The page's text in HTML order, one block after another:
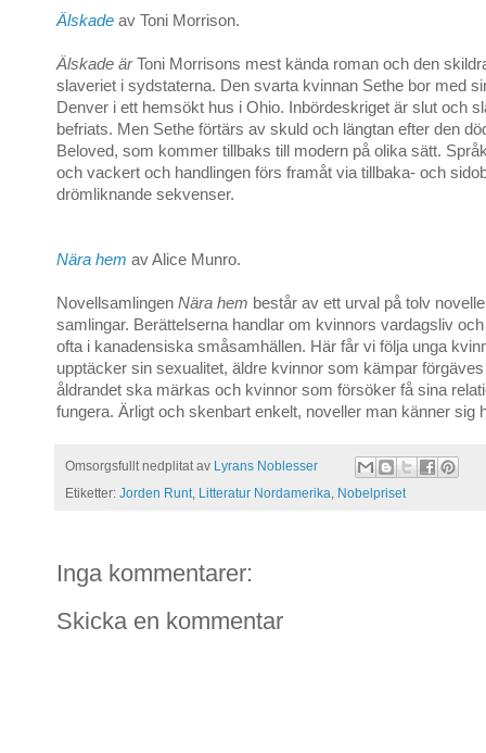
Älskade av Toni Morrison.
Älskade ärToni Morrisons mest kända roman och den
slaveriet i sydstaterna. Den svarta kvinnan Sethe bor med
Denver i ett hemsökt hus i Ohio. Inbördeskriget är slut och
befriats. Men Sethe förtärs av skuld och längtan efter den
Beloved, som kommer tillbaks till modern på olika sätt.
och vackert och handlingen förs framåt via tillbaka- och
drömliknande sekvenser.
Nära hem av Alice Munro.
Novellsamlingen Nära hem består av ett urval på tolv
samlingar. Berättelserna handlar om kvinnors vardagsliv
ofta i kanadensiska småsamhällen. Här får vi följa unga
upptäcker sin sexualitet, äldre kvinnor som kämpar
åldrandet ska märkas och kvinnor som försöker få sina
fungera. Ärligt och skenbart enkelt, noveller man känner sig
Omsorgsfullt nedplitat av Lyrans Noblesser
Etiketter: Jorden Runt, Litteratur Nordamerika, Nobelpriset
Inga kommentarer:
Skicka en kommentar